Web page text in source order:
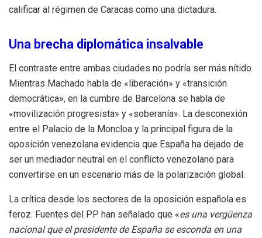
calificar al régimen de Caracas como una dictadura.
Una brecha diplomática insalvable
El contraste entre ambas ciudades no podría ser más nítido.
Mientras Machado habla de «liberación» y «transición
democrática», en la cumbre de Barcelona se habla de
«movilización progresista» y «soberanía». La desconexión
entre el Palacio de la Moncloa y la principal figura de la
oposición venezolana evidencia que España ha dejado de
ser un mediador neutral en el conflicto venezolano para
convertirse en un escenario más de la polarización global.
La crítica desde los sectores de la oposición española es
feroz. Fuentes del PP han señalado que «es una vergüenza
nacional que el presidente de España se esconda en una